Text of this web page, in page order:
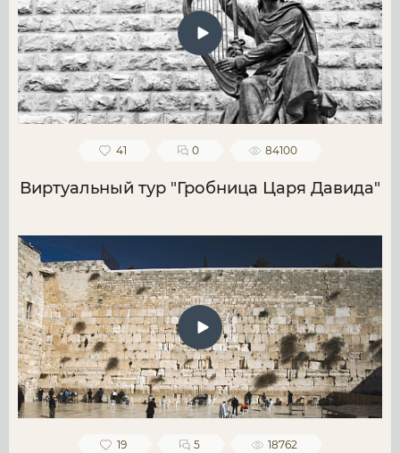
41 0 84100
Виртуальный тур "Гробница Царя Давида"
19 5 18762